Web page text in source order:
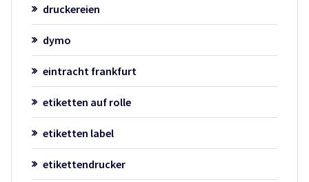
druckereien
dymo
eintracht frankfurt
etiketten auf rolle
etiketten label
etikettendrucker